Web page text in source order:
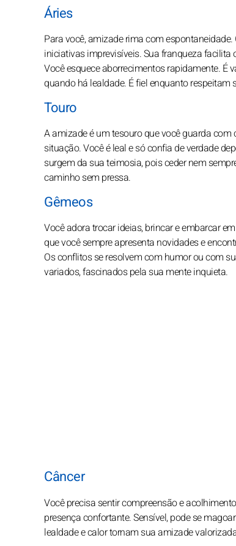
Áries
Para você, amizade rima com
iniciativas imprevisíveis. Sua franqueza
Você esquece aborrecimentos rapidamente. É
quando há lealdade. É fiel enquanto respeitam
Touro
A amizade é um tesouro que você guarda
situação. Você é leal e só confia de verdade
surgem da sua teimosia, pois ceder nem
caminho sem pressa.
Gêmeos
Você adora trocar ideias, brincar e embarcar
que você sempre apresenta novidades e
Os conflitos se resolvem com humor ou com
variados, fascinados pela sua mente inquieta.
Câncer
Você precisa sentir compreensão e
presença confortante. Sensível, pode se
lealdade e calor tornam sua amizade